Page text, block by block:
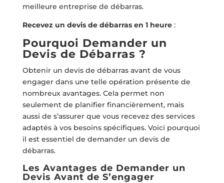
meilleure entreprise de débarras.
Recevez un devis de débarras en 1 heure:
Pourquoi Demander un
Devis de Débarras ?
Obtenir un devis de débarras avant de vous
engager dans une telle opération présente de
nombreux avantages. Cela permet non
seulement de planifier financièrement, mais
aussi de s’assurer que vous recevez des services
adaptés à vos besoins spécifiques. Voici pourquoi
il est essentiel de demander un devis de
débarras.
Les Avantages de Demander un
Devis Avant de S’engager